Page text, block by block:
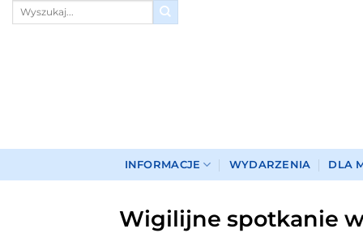
Przewiń
INFORMACJE WYDARZENIA DLA
Wigilijne spotkanie